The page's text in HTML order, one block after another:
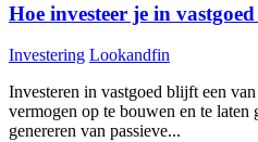
Hoe investeer je in
Investering Lookandfin
Investeren in vastgoed blijft een
vermogen op te bouwen en te laten
genereren van passieve...